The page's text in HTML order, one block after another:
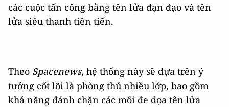
các cuộc tấn công bằng tên lửa đạn đạo và tên
lửa siêu thanh tiên tiến.
Theo Spacenews, hệ thống này sẽ dựa trên ý
tưởng cốt lõi là phòng thủ nhiều lớp, bao gồm
khả năng đánh chặn các mối đe dọa tên lửa